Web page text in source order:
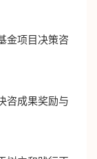
金项目决策咨
咨成果奖励与